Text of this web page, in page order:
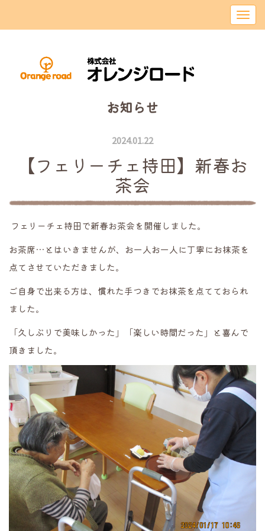
お知らせ
2024.01.22
【フェリーチェ持田】新春お
茶会
フェリーチェ持田で新春お茶会を開催しました。
お茶席…とはいきませんが、お一人お一人に丁寧にお抹茶を
点てさせていただきました。
ご自身で出来る方は、慣れた手つきでお抹茶を点てておられ
ました。
「久しぶりで美味しかった」「楽しい時間だった」と喜んで
頂きました。